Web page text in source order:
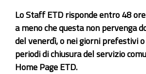
Lo Staff ETD risponde entro 48
a meno che questa non pervenga
del venerdì, o nei giorni prefestivi
periodi di chiusura del servizio
Home Page ETD.